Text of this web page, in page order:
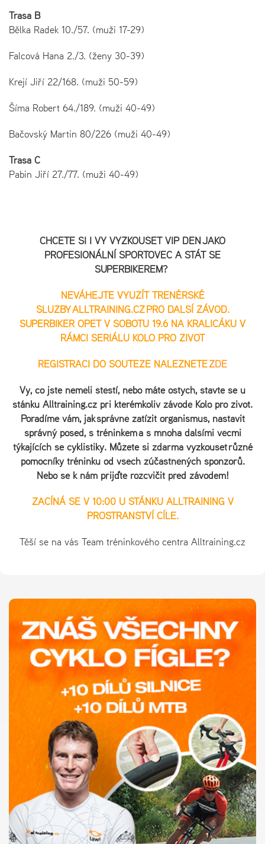
Trasa B
Bělka Radek 10./57. (muži 17-29)
Falcová Hana 2./3. (ženy 30-39)
Krejí Jiří 22/168. (muži 50-59)
Šíma Robert 64./189. (muži 40-49)
Bačovský Martin 80/226 (muži 40-49)
Trasa C
Pabin Jiří 27./77. (muži 40-49)
CHCETE SI I VY VYZKOUŠET VIP DEN JAKO
PROFESIONÁLNÍ SPORTOVEC A STÁT SE
SUPERBIKEREM?
NEVÁHEJTE VYUŽÍT TRENÉRSKÉ
SLUŽBYALLTRAINING.CZPRO DALŠÍ ZÁVOD.
SUPERBIKER OPĚT V SOBOTU 19.6 NA KRALIČÁKU V
RÁMCI SERIÁLU KOLO PRO ŽIVOT
REGISTRACI DO SOUTĚŽE NALEZNETEZDE
Vy, co jste neměli štěstí, nebo máte ostych, stavte se u
stánku Alltraining.cz při kterémkoliv závodě Kolo pro život.
Poradíme vám, jak správně zatížit organismus, nastavit
správný posed, s tréninkem a s mnoha dalšími věcmi
týkajících se cyklistiky. Můžete si zdarma vyzkoušet různé
pomocníky tréninku od všech zúčastněných sponzorů.
Nebo se k nám přijďte rozcvičit před závodem!
ZAČÍNÁ SE V 10:00 U STÁNKU ALLTRAINING V
PROSTRANSTVÍ CÍLE.
Těší se na vás Team tréninkového centra Alltraining.cz